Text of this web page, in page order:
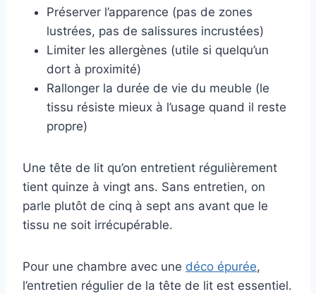
Préserver l’apparence (pas de zones
lustrées, pas de salissures incrustées)
Limiter les allergènes (utile si quelqu’un
dort à proximité)
Rallonger la durée de vie du meuble (le
tissu résiste mieux à l’usage quand il reste
propre)
Une tête de lit qu’on entretient régulièrement
tient quinze à vingt ans. Sans entretien, on
parle plutôt de cinq à sept ans avant que le
tissu ne soit irrécupérable.
Pour une chambre avec une déco épurée,
l’entretien régulier de la tête de lit est essentiel.